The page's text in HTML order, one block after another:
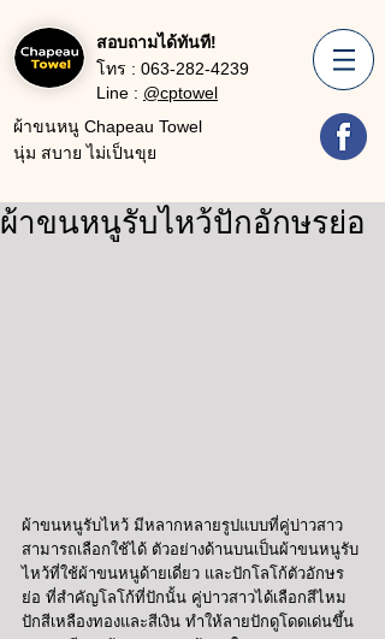
สอบถามได้ทันที!
โทร : 063-282-4239
Line : @cptowel
ผ้าขนหนู Chapeau Towel
นุ่ม สบาย ไม่เป็นขุย
ผ้าขนหนูรับไหว้ปักอักษรย่อ
ผ้าขนหนูรับไหว้ มีหลากหลายรูปแบบที่คู่บ่าวสาว
สามารถเลือกใช้ได้ ตัวอย่างด้านบนเป็นผ้าขนหนูรับ
ไหว้ที่ใช้ผ้าขนหนูด้ายเดี่ยว และปักโลโก้ตัวอักษร
ย่อ ที่สำคัญโลโก้ที่ปักนั้น คู่บ่าวสาวได้เลือกสีไหม
ปักสีเหลืองทองและสีเงิน ทำให้ลายปักดูโดดเด่นขึ้น